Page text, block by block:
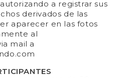
a registrar sus
derivados de las
aparecer en las fotos
al
mail a